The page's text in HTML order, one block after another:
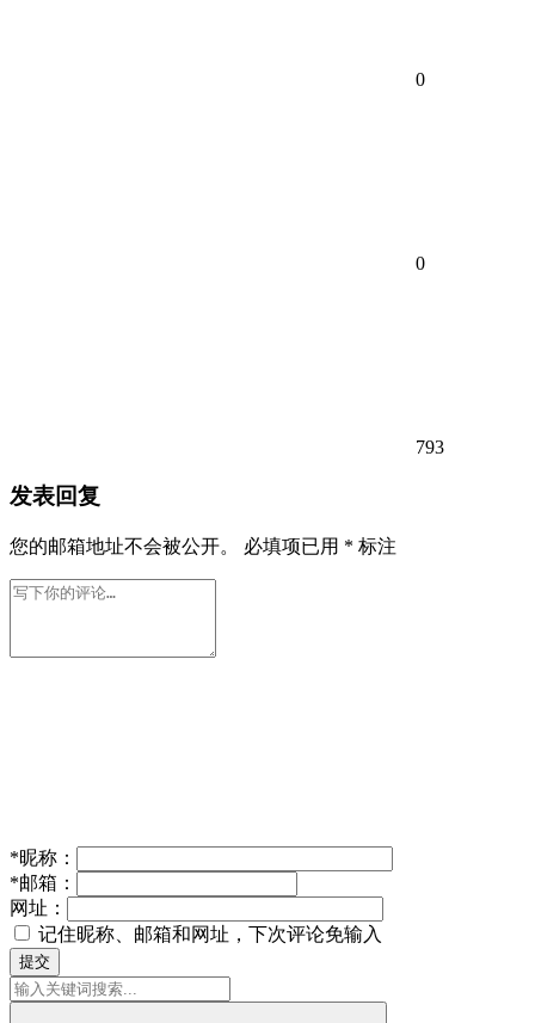
0
0
793
发表回复
您的邮箱地址不会被公开。 必填项已用 * 标注
*昵称：
*邮箱：
网址：
记住昵称、邮箱和网址，下次评论免输入
提交